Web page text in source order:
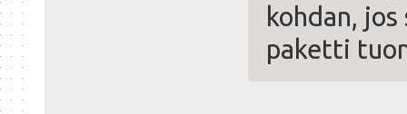
kohdan,
paketti